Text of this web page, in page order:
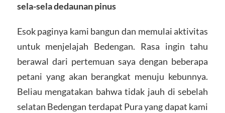
sela-sela dedaunan pinus
Esok paginya kami bangun dan memulai aktivitas
untuk menjelajah Bedengan. Rasa ingin tahu
berawal dari pertemuan saya dengan beberapa
petani yang akan berangkat menuju kebunnya.
Beliau mengatakan bahwa tidak jauh di sebelah
selatan Bedengan terdapat Pura yang dapat kami